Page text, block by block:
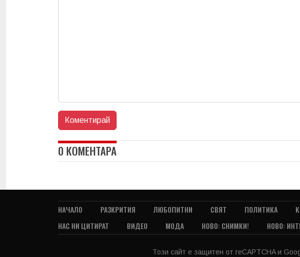
0 КОМЕНТАРА
НАЧАЛО РАЗКРИТИЯ ЛЮБОПИТНИ СВЯТ ПОЛИТИКА
НАС НИ ЦИТИРАТ
ВИДЕО МОДА НОВО: СНИМКИ! НОВО:
Този сайт е защитен от reCAPTCHA и